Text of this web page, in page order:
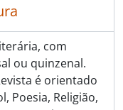
com
ou quinzenal.
é orientado
Poesia, Religião,